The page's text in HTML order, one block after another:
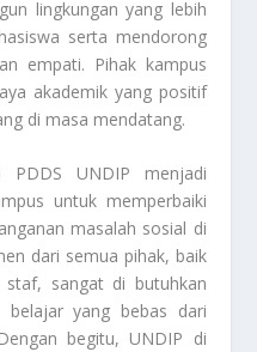
lingkungan yang lebih
serta mendorong
empati. Pihak kampus
akademik yang positif
di masa mendatang.
PDDS UNDIP menjadi
untuk memperbaiki
masalah sosial di
dari semua pihak, baik
staf, sangat di butuhkan
belajar yang bebas dari
begitu, UNDIP di